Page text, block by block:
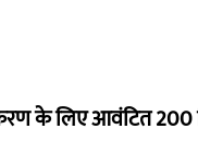
के लिए आवंटित 200